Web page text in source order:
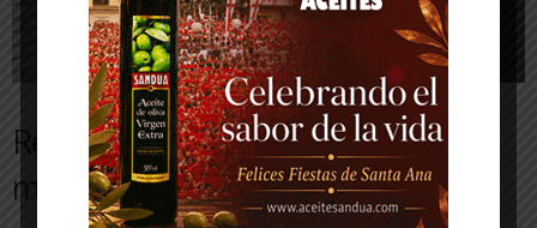
Remodelación de aseos para
mejorar la accesibilidad